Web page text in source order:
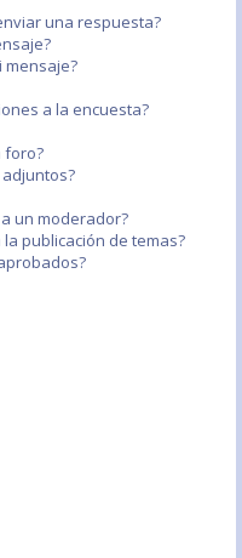
una respuesta?
mensaje?
a la encuesta?
foro?
un moderador?
publicación de temas?